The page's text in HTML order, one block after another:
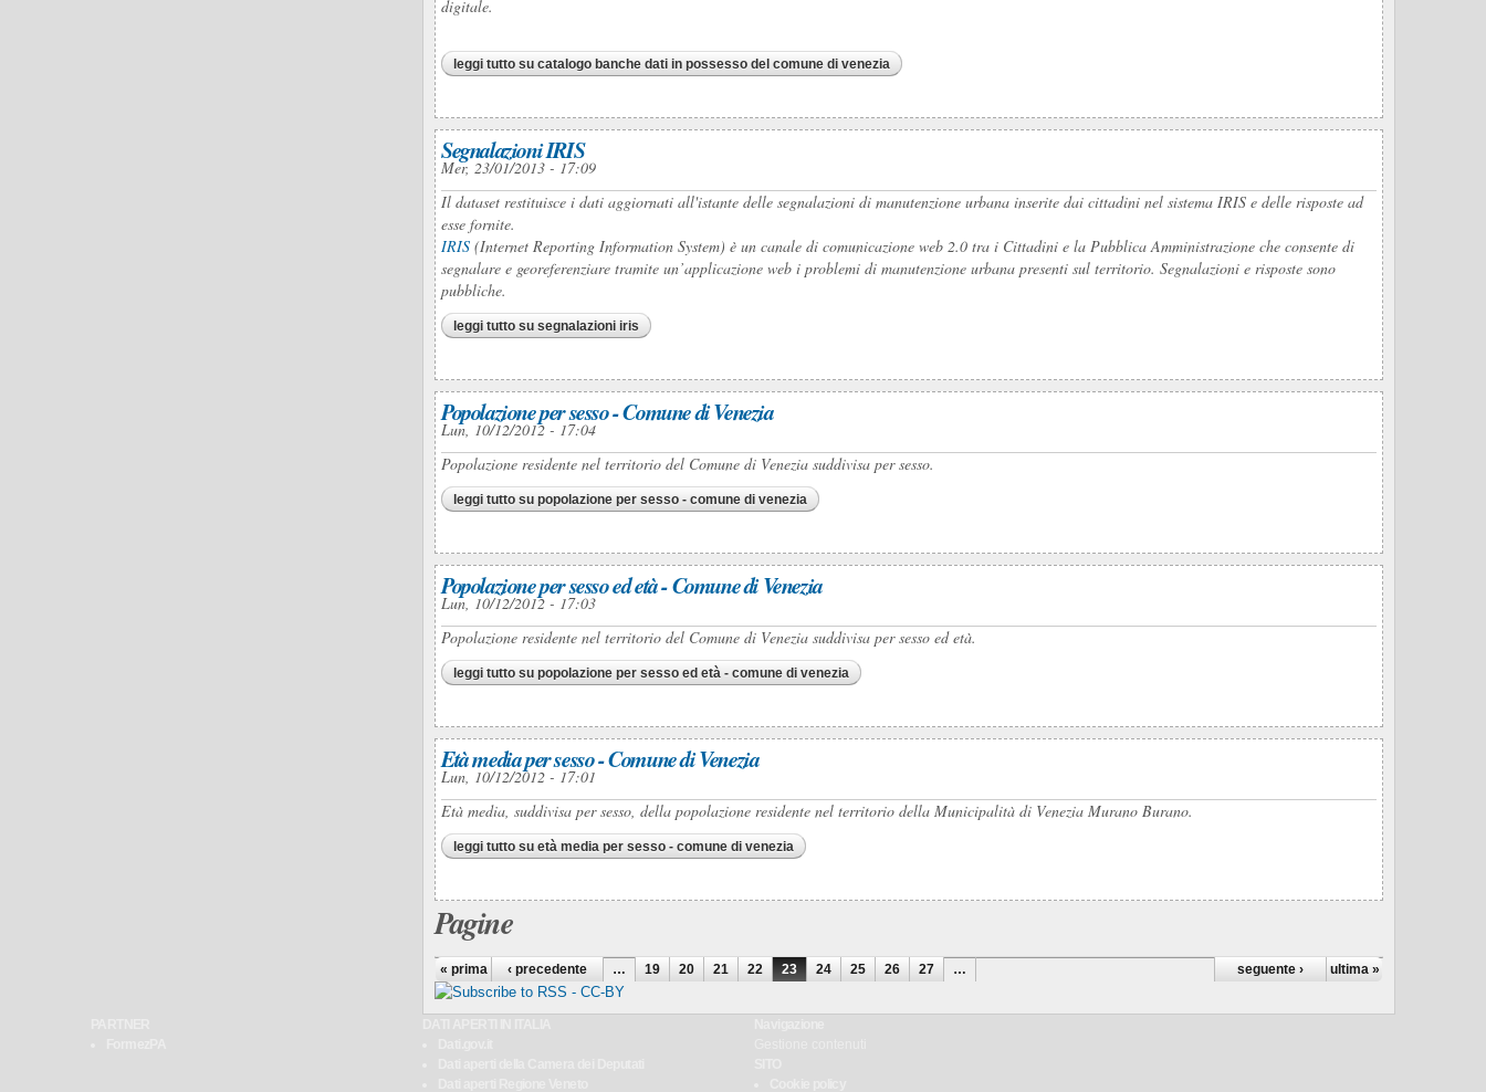
digitale.
leggi tutto su catalogo banche dati in possesso del comune di venezia
Segnalazioni IRIS
Mer, 23/01/2013 - 17:09
Il dataset restituisce i dati aggiornati all'istante delle segnalazioni di manutenzione urbana inserite dai cittadini nel sistema IRIS e delle risposte ad
esse fornite.
IRIS (Internet Reporting Information System) è un canale di comunicazione web 2.0 tra i Cittadini e la Pubblica Amministrazione che consente di
segnalare e georeferenziare tramite un’applicazione web i problemi di manutenzione urbana presenti sul territorio. Segnalazioni e risposte sono
pubbliche.
leggi tutto su segnalazioni iris
Popolazione per sesso - Comune di Venezia
Lun, 10/12/2012 - 17:04
Popolazione residente nel territorio del Comune di Venezia suddivisa per sesso.
leggi tutto su popolazione per sesso - comune di venezia
Popolazione per sesso ed età - Comune di Venezia
Lun, 10/12/2012 - 17:03
Popolazione residente nel territorio del Comune di Venezia suddivisa per sesso ed età.
leggi tutto su popolazione per sesso ed età - comune di venezia
Età media per sesso - Comune di Venezia
Lun, 10/12/2012 - 17:01
Età media, suddivisa per sesso, della popolazione residente nel territorio della Municipalità di Venezia Murano Burano.
leggi tutto su età media per sesso - comune di venezia
Pagine
« prima ‹ precedente … 19 20 21 22 23 24 25 26 27 … seguente › ultima »